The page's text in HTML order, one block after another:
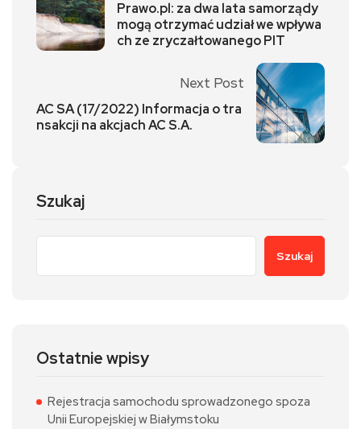
Prawo.pl: za dwa lata samorządy
mogą otrzymać udział we wpływa
ch ze zryczałtowanego PIT
Next Post
AC SA (17/2022) Informacja o tra
nsakcji na akcjach AC S.A.
Szukaj
Szukaj
Ostatnie wpisy
Rejestracja samochodu sprowadzonego spoza
Unii Europejskiej w Białymstoku